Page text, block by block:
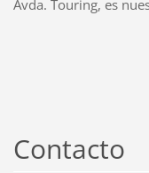
Avda. Touring, es
Contacto